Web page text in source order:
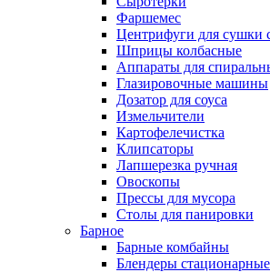
Фаршемес
Центрифуги для сушки
Шприцы колбасные
Аппараты для
Глазировочные машины
Дозатор для соуса
Измельчители
Картофелечистка
Клипсаторы
Лапшерезка ручная
Овоскопы
Прессы для мусора
Столы для панировки
Барное
Барные комбайны
Блендеры стационарные